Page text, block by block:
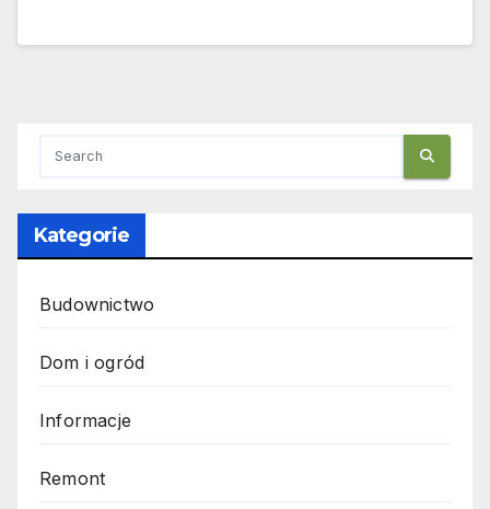
Kategorie
Budownictwo
Dom i ogród
Informacje
Remont